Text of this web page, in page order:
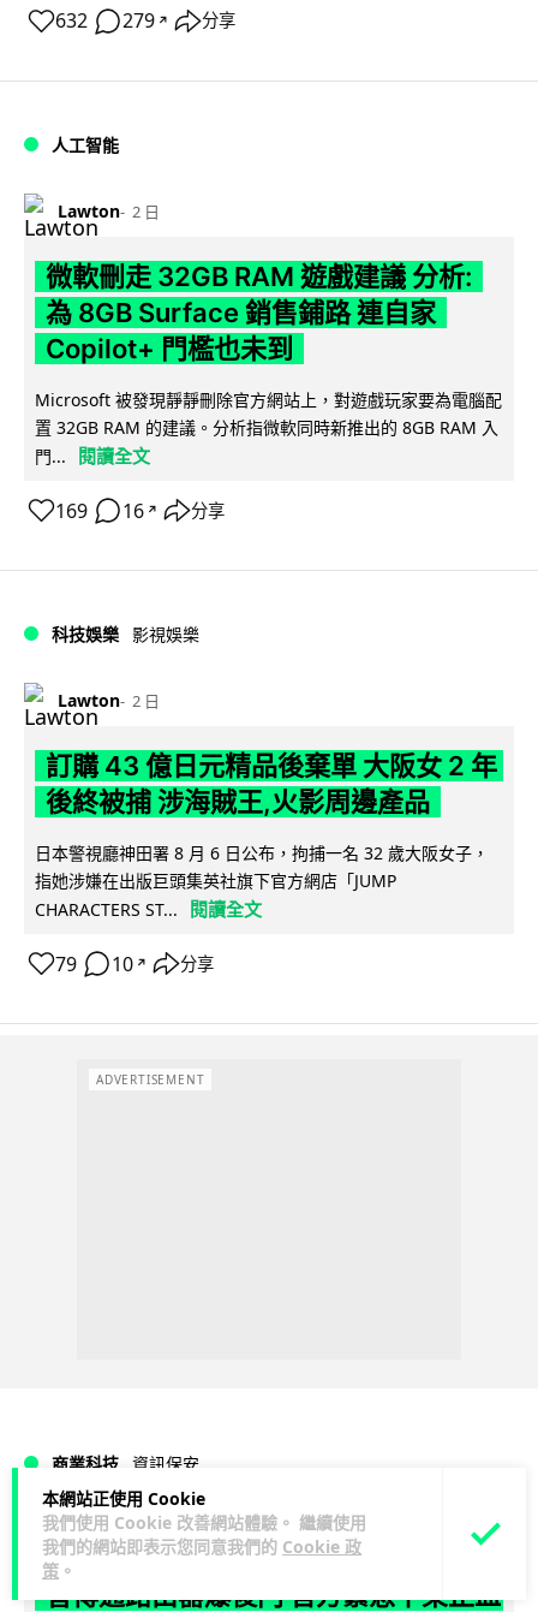
本網站正使用 Cookie
我們使用 Cookie 改善網站體驗。 繼續使用
我們的網站即表示您同意我們的 Cookie 政
策 。
632 279 ↗ 分享
人工智能
Lawton 2 日
微軟刪走 32GB RAM 遊戲建議 分析:
為 8GB Surface 銷售鋪路 連自家
Copilot+ 門檻也未到
Microsoft 被發現靜靜刪除官方網站上，對遊戲玩家要為電腦配
置 32GB RAM 的建議。分析指微軟同時新推出的 8GB RAM 入
門...
閱讀全文
169 16 ↗ 分享
科技娛樂 影視娛樂
Lawton 2 日
訂購 43 億日元精品後棄單 大阪女 2 年
後終被捕 涉海賊王,火影周邊產品
日本警視廳神田署 8 月 6 日公布，拘捕一名 32 歲大阪女子，
指她涉嫌在出版巨頭集英社旗下官方網店「JUMP
CHARACTERS ST...
閱讀全文
79 10 ↗ 分享
ADVERTISEMENT
商業科技 資訊保安
Vin 2 日
智博通路由器爆後門 官方緊急下架止血